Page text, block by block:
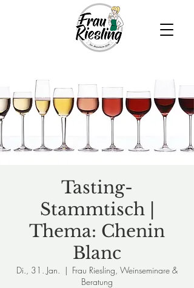
Tasting-
Stammtisch |
Thema: Chenin
Blanc
Di., 31. Jan.
  |
Frau Riesling, Weinseminare &
Beratung